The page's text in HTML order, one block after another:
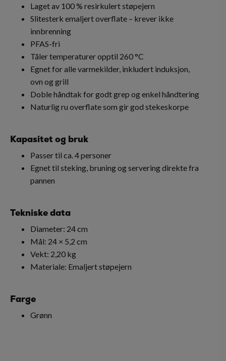
Laget av 100 % resirkulert støpejern
Slitesterk emaljert overflate – krever ikke
innbrenning
PFAS-fri
Tåler temperaturer opptil 260 °C
Egnet for alle varmekilder, inkludert induksjon,
ovn og grill
Doble håndtak for godt grep og enkel håndtering
Naturlig ru overflate som gir god stekeskorpe
Kapasitet og bruk
Passer til ca. 4 personer
Egnet til steking, bruning og servering direkte fra
pannen
Tekniske data
Diameter: 24 cm
Mål: 24 × 5,2 cm
Vekt: 2,20 kg
Materiale: Emaljert støpejern
Farge
Grønn